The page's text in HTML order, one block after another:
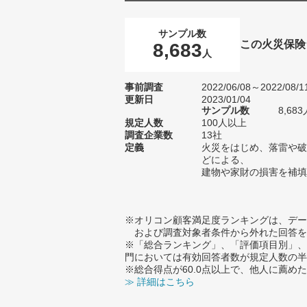
サンプル数
8,683 人
この火災保
事前調査
2022/06/08～2022/08/
更新日
2023/01/04
サンプル数
8,683
規定人数
100人以上
調査企業数
13社
定義
火災をはじめ、落雷や
どによる、
建物や家財の損害を補
※オリコン顧客満足度ランキングは、デ
および調査対象者条件から外れた回答
※「総合ランキング」、「評価項目別」
門においては有効回答者数が規定人数の
※総合得点が60.0点以上で、他人に薦め
≫ 詳細はこちら